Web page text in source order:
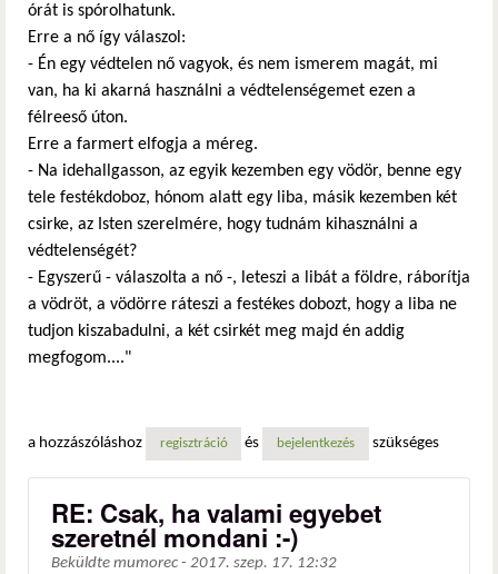
órát is spórolhatunk.
Erre a nő így válaszol:
- Én egy védtelen nő vagyok, és nem ismerem magát, mi
van, ha ki akarná használni a védtelenségemet ezen a
félreeső úton.
Erre a farmert elfogja a méreg.
- Na idehallgasson, az egyik kezemben egy vödör, benne egy
tele festékdoboz, hónom alatt egy liba, másik kezemben két
csirke, az Isten szerelmére, hogy tudnám kihasználni a
védtelenségét?
- Egyszerű - válaszolta a nő -, leteszi a libát a földre, ráborítja
a vödröt, a vödörre ráteszi a festékes dobozt, hogy a liba ne
tudjon kiszabadulni, a két csirkét meg majd én addig
megfogom...."
a hozzászóláshoz regisztráció és bejelentkezés szükséges
RE: Csak, ha valami egyebet
szeretnél mondani :-)
Beküldte mumorec - 2017. szep. 17. 12:32